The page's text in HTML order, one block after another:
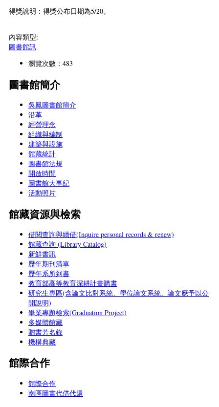
得獎說明：得獎公布日期為5/20。
內容類型:
圖書館訊
瀏覽次數：483
圖書館簡介
吳鳳圖書館簡介
沿革
經營理念
組織與編制
建築與設施
館藏統計
圖書館法規
開放時間
圖書館大事紀
活動照片
館藏資源與檢索
借閱查詢與續借(Inquire personal records & renew)
館藏查詢 (Library Catalog)
新鮮書訊
歷年期刊清單
歷年系所到書
教育部高等教育深耕計畫購書
研究生專區(含論文比對系統、學位論文系統、論文應予以公
開說明)
畢業專題檢索(Graduation Project)
多媒體館藏
贈書芳名錄
機構典藏
館際合作
館際合作
南區圖書代借代還